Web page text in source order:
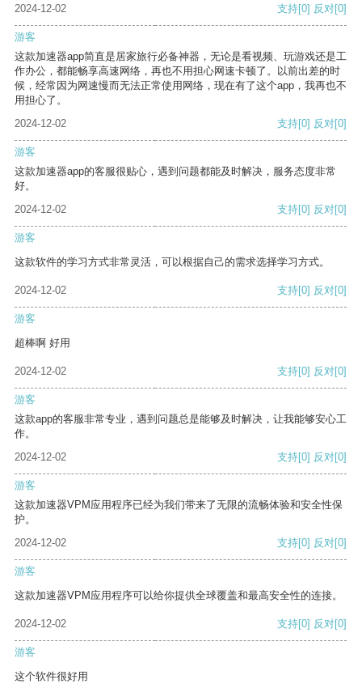
2024-12-02 支持[0] 反对[0]
游客
这款加速器app简直是居家旅行必备神器，无论是看视频、玩游戏还是工
作办公，都能畅享高速网络，再也不用担心网速卡顿了。以前出差的时
候，经常因为网速慢而无法正常使用网络，现在有了这个app，我再也不
用担心了。
2024-12-02
支持[0] 反对[0]
游客
这款加速器app的客服很贴心，遇到问题都能及时解决，服务态度非常
好。
2024-12-02
支持[0] 反对[0]
游客
这款软件的学习方式非常灵活，可以根据自己的需求选择学习方式。
2024-12-02 支持[0] 反对[0]
游客
超棒啊 好用
2024-12-02 支持[0] 反对[0]
游客
这款app的客服非常专业，遇到问题总是能够及时解决，让我能够安心工
作。
2024-12-02
支持[0] 反对[0]
游客
这款加速器VPM应用程序已经为我们带来了无限的流畅体验和安全性保
护。
2024-12-02
支持[0] 反对[0]
游客
这款加速器VPM应用程序可以给你提供全球覆盖和最高安全性的连接。
2024-12-02 支持[0] 反对[0]
游客
这个软件很好用